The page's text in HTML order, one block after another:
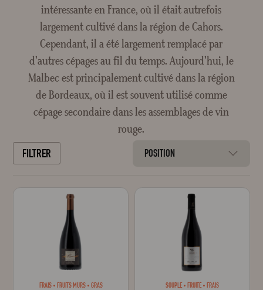
intéressante en France, où il était autrefois
largement cultivé dans la région de Cahors.
Cependant, il a été largement remplacé par
d'autres cépages au fil du temps. Aujourd'hui, le
Malbec est principalement cultivé dans la région
de Bordeaux, où il est souvent utilisé comme
cépage secondaire dans les assemblages de vin
rouge.
FILTRER
POSITION
FRAIS FRUITS MÛRS GRAS SOUPLE FRUITÉ FRAIS